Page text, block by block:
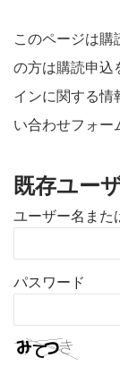
このページは購
の方は購読申込
インに関する情
い合わせフォー
既存ユー
ユーザー名また
パスワード